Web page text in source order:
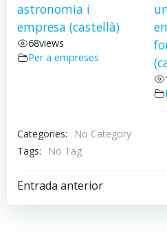
astronomia i
empresa (castellà)
68views
Per a empreses
Categories:
No Category
Tags:
No Tag
Post
Entrada anterior